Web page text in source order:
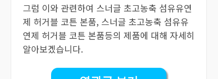
그럼 이와 관련하여 스너글 초고농축 섬유유연
제 허거블 코튼 본품, 스너글 초고농축 섬유유
연제 허거블 코튼 본품등의 제품에 대해 자세히
알아보겠습니다.